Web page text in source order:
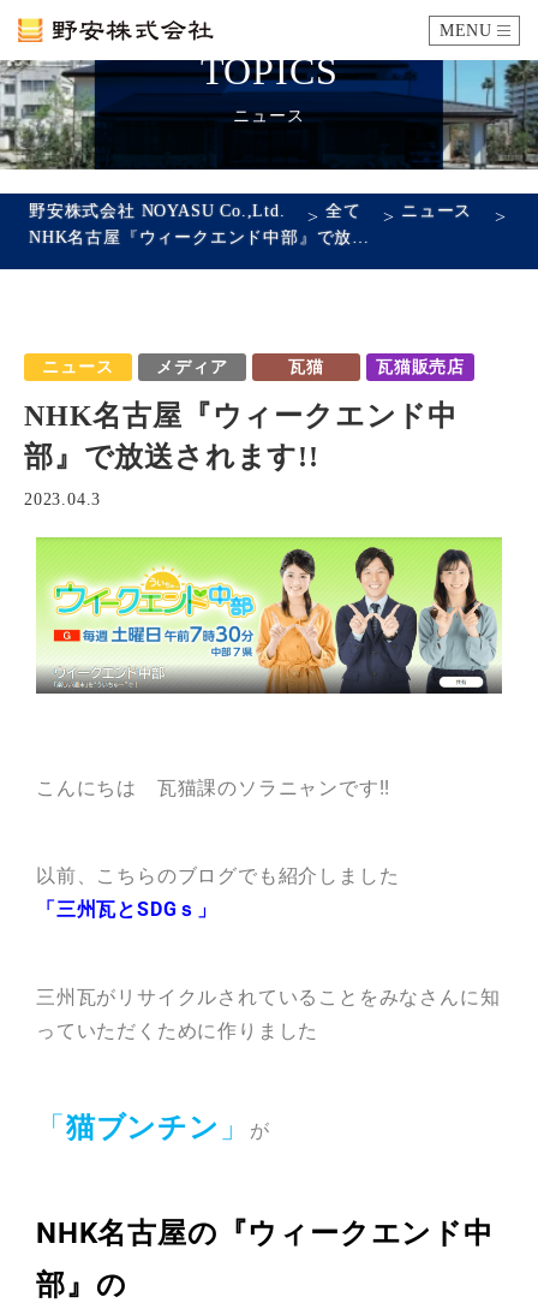
MENU
カタログ
瓦ができるまで
会社概要 沿革 代表あいさつ アクセス
採用情報
瓦猫
開発ストーリー 商品情報 Kawara Collaboration
お問い合わせ プライバシーポリシー サイトマップ
TOPICS
ニュース
野安株式会社 NOYASU Co.,Ltd. >全て > ニュース >
ニュース メディア 瓦猫 瓦猫販売店
NHK名古屋『ウィークエンド中
部』で放送されます!!
2023.04.3
こんにちは 瓦猫課のソラニャンです!!
以前、こちらのブログでも紹介しました
「三州瓦とSDGｓ」
三州瓦がリサイクルされていることをみなさんに知
っていただくために作りました
「 猫ブンチン 」 が
NHK名古屋の『ウィークエンド中
部』の